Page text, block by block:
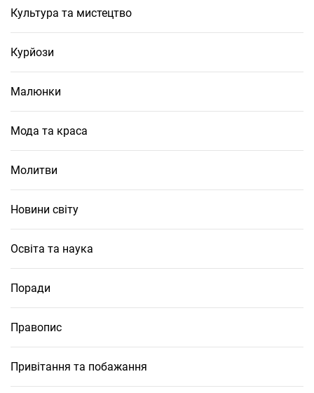
Культура та мистецтво
Курйози
Малюнки
Мода та краса
Молитви
Новини світу
Освіта та наука
Поради
Правопис
Привітання та побажання